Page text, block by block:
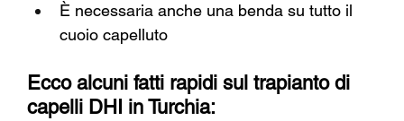
È necessaria anche una benda su tutto il
cuoio capelluto
Ecco alcuni fatti rapidi sul trapianto di
capelli DHI in Turchia: